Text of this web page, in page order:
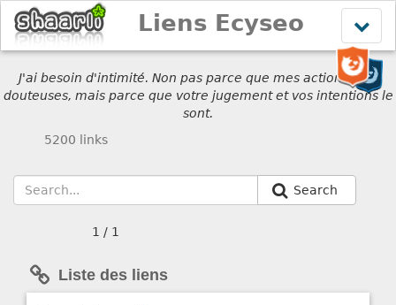
le
menu
Liens Ecyseo
J'ai besoin d'intimité. Non pas parce que mes actions sont
douteuses, mais parce que votre jugement et vos intentions le
sont.
5200 links
Search
1 / 1
Liste des liens